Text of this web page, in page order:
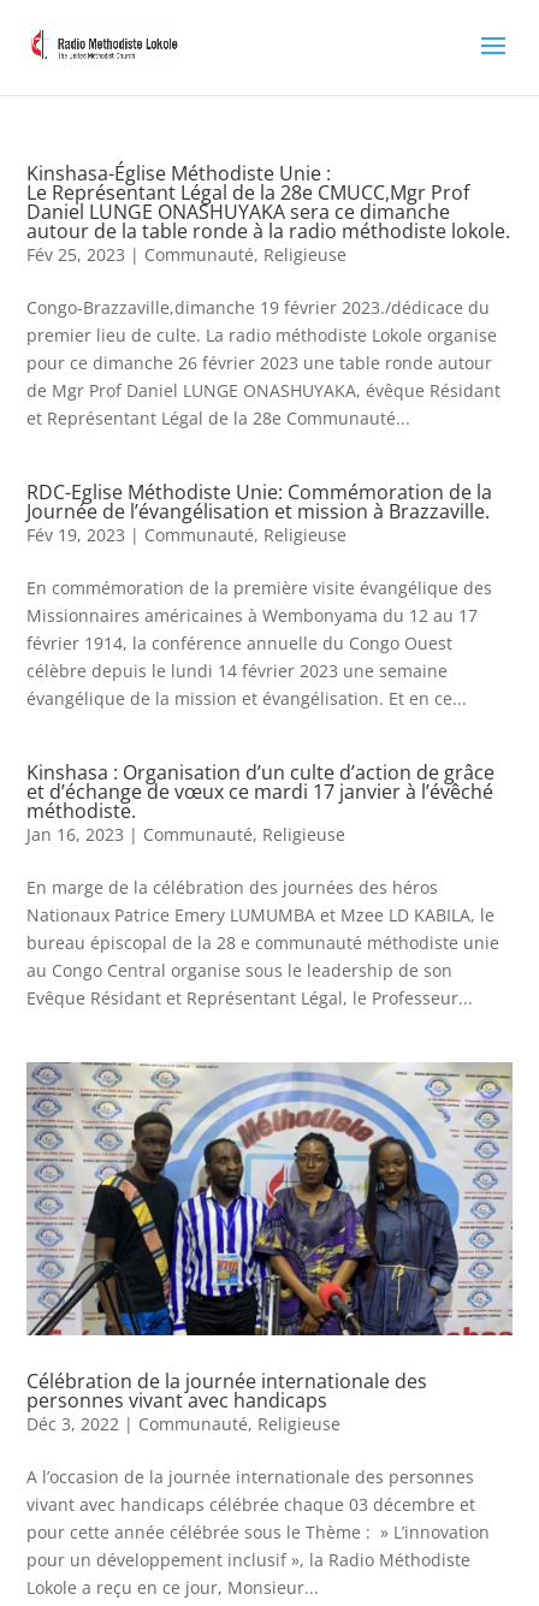
Kinshasa-Église Méthodiste Unie :
Le Représentant Légal de la 28e CMUCC,Mgr Prof
Daniel LUNGE ONASHUYAKA sera ce dimanche
autour de la table ronde à la radio méthodiste lokole.
Fév 25, 2023 | Communauté, Religieuse
Congo-Brazzaville,dimanche 19 février 2023./dédicace du
premier lieu de culte. La radio méthodiste Lokole organise
pour ce dimanche 26 février 2023 une table ronde autour
de Mgr Prof Daniel LUNGE ONASHUYAKA, évêque Résidant
et Représentant Légal de la 28e Communauté...
RDC-Eglise Méthodiste Unie: Commémoration de la
Journée de l’évangélisation et mission à Brazzaville.
Fév 19, 2023 | Communauté, Religieuse
En commémoration de la première visite évangélique des
Missionnaires américaines à Wembonyama du 12 au 17
février 1914, la conférence annuelle du Congo Ouest
célèbre depuis le lundi 14 février 2023 une semaine
évangélique de la mission et évangélisation. Et en ce...
Kinshasa : Organisation d’un culte d’action de grâce
et d’échange de vœux ce mardi 17 janvier à l’évêché
méthodiste.
Jan 16, 2023 | Communauté, Religieuse
En marge de la célébration des journées des héros
Nationaux Patrice Emery LUMUMBA et Mzee LD KABILA, le
bureau épiscopal de la 28 e communauté méthodiste unie
au Congo Central organise sous le leadership de son
Evêque Résidant et Représentant Légal, le Professeur...
Célébration de la journée internationale des
personnes vivant avec handicaps
Déc 3, 2022 | Communauté, Religieuse
A l’occasion de la journée internationale des personnes
vivant avec handicaps célébrée chaque 03 décembre et
pour cette année célébrée sous le Thème : » L’innovation
pour un développement inclusif », la Radio Méthodiste
Lokole a reçu en ce jour, Monsieur...